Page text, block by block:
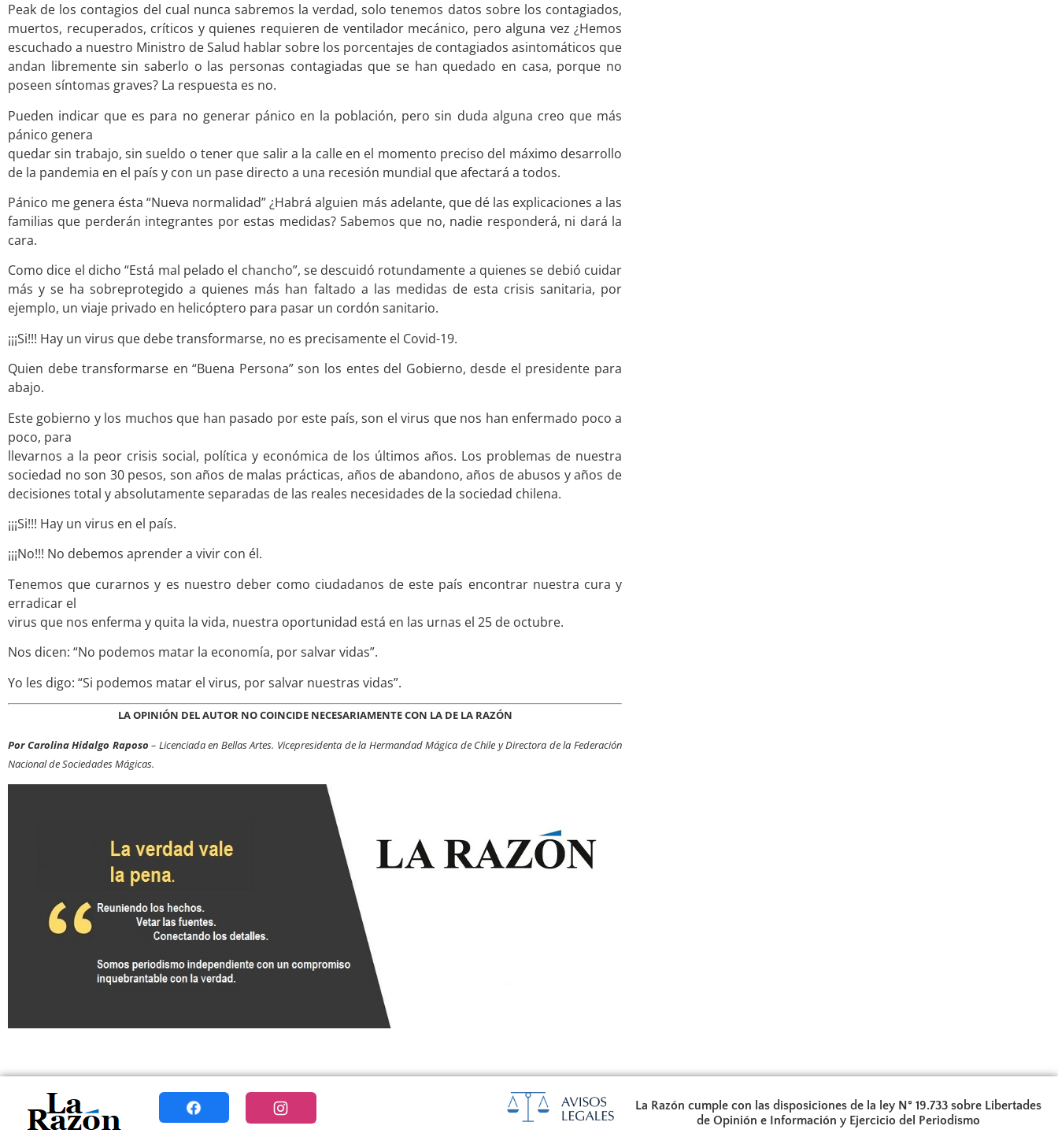
Peak de los contagios del cual nunca sabremos la verdad, solo tenemos datos sobre los contagiados,
muertos, recuperados, críticos y quienes requieren de ventilador mecánico, pero alguna vez ¿Hemos
escuchado a nuestro Ministro de Salud hablar sobre los porcentajes de contagiados asintomáticos que
andan libremente sin saberlo o las personas contagiadas que se han quedado en casa, porque no
poseen síntomas graves? La respuesta es no.
Pueden indicar que es para no generar pánico en la población, pero sin duda alguna creo que más
pánico genera
quedar sin trabajo, sin sueldo o tener que salir a la calle en el momento preciso del máximo desarrollo
de la pandemia en el país y con un pase directo a una recesión mundial que afectará a todos.
Pánico me genera ésta “Nueva normalidad” ¿Habrá alguien más adelante, que dé las explicaciones a las
familias que perderán integrantes por estas medidas? Sabemos que no, nadie responderá, ni dará la
cara.
Como dice el dicho “Está mal pelado el chancho”, se descuidó rotundamente a quienes se debió cuidar
más y se ha sobreprotegido a quienes más han faltado a las medidas de esta crisis sanitaria, por
ejemplo, un viaje privado en helicóptero para pasar un cordón sanitario.
¡¡¡Si!!! Hay un virus que debe transformarse, no es precisamente el Covid-19.
Quien debe transformarse en “Buena Persona” son los entes del Gobierno, desde el presidente para
abajo.
Este gobierno y los muchos que han pasado por este país, son el virus que nos han enfermado poco a
poco, para
llevarnos a la peor crisis social, política y económica de los últimos años. Los problemas de nuestra
sociedad no son 30 pesos, son años de malas prácticas, años de abandono, años de abusos y años de
decisiones total y absolutamente separadas de las reales necesidades de la sociedad chilena.
¡¡¡Si!!! Hay un virus en el país.
¡¡¡No!!! No debemos aprender a vivir con él.
Tenemos que curarnos y es nuestro deber como ciudadanos de este país encontrar nuestra cura y
erradicar el
virus que nos enferma y quita la vida, nuestra oportunidad está en las urnas el 25 de octubre.
Nos dicen: “No podemos matar la economía, por salvar vidas”.
Yo les digo: “Si podemos matar el virus, por salvar nuestras vidas”.
LA OPINIÓN DEL AUTOR NO COINCIDE NECESARIAMENTE CON LA DE LA RAZÓN
Por Carolina Hidalgo Raposo – Licenciada en Bellas Artes. Vicepresidenta de la Hermandad Mágica de Chile y Directora de la Federación
Nacional de Sociedades Mágicas.
La Razón cumple con las disposiciones de la ley N° 19.733 sobre Libertades
de Opinión e Información y Ejercicio del Periodismo